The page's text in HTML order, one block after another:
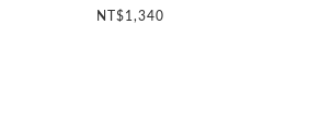
NT$1,340